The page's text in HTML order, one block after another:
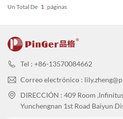
Un Total De 1 Páginas
Tel : +86-13570084662
Correo electrónico :
DIRECCIÓN : 409 Room
Yunchengnan 1st Road Baiyun